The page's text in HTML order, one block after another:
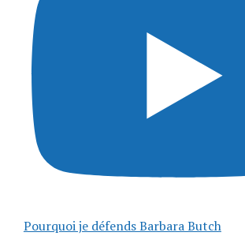
Pourquoi je défends Barbara Butch